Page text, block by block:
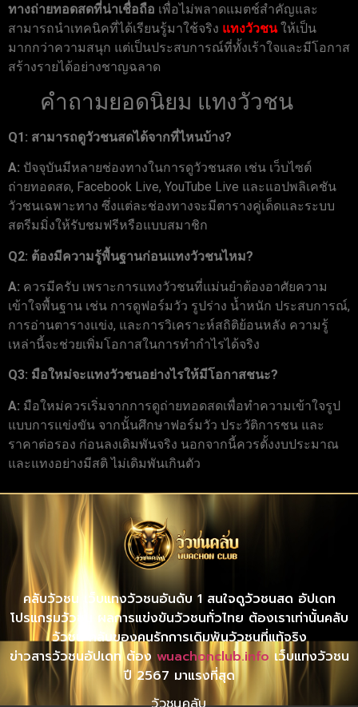
ทางถ่ายทอดสดที่น่าเชื่อถือ เพื่อไม่พลาดแมตช์สำคัญและ
สามารถนำเทคนิคที่ได้เรียนรู้มาใช้จริง แทงวัวชนให้เป็น
มากกว่าความสนุก แต่เป็นประสบการณ์ที่ทั้งเร้าใจและมีโอกาส
สร้างรายได้อย่างชาญฉลาด
คำถามยอดนิยม แทงวัวชน
Q1: สามารถดูวัวชนสดได้จากที่ไหนบ้าง?
A: ปัจจุบันมีหลายช่องทางในการดูวัวชนสด เช่น เว็บไซต์
ถ่ายทอดสด, Facebook Live, YouTube Live และแอปพลิเคชัน
วัวชนเฉพาะทาง ซึ่งแต่ละช่องทางจะมีตารางคู่เด็ดและระบบ
สตรีมมิ่งให้รับชมฟรีหรือแบบสมาชิก
Q2: ต้องมีความรู้พื้นฐานก่อนแทงวัวชนไหม?
A: ควรมีครับ เพราะการแทงวัวชนที่แม่นยำต้องอาศัยความ
เข้าใจพื้นฐาน เช่น การดูฟอร์มวัว รูปร่าง น้ำหนัก ประสบการณ์,
การอ่านตารางแข่ง, และการวิเคราะห์สถิติย้อนหลัง ความรู้
เหล่านี้จะช่วยเพิ่มโอกาสในการทำกำไรได้จริง
Q3: มือใหม่จะแทงวัวชนอย่างไรให้มีโอกาสชนะ?
A: มือใหม่ควรเริ่มจากการดูถ่ายทอดสดเพื่อทำความเข้าใจรูป
แบบการแข่งขัน จากนั้นศึกษาฟอร์มวัว ประวัติการชน และ
ราคาต่อรอง ก่อนลงเดิมพันจริง นอกจากนี้ควรตั้งงบประมาณ
และแทงอย่างมีสติ ไม่เดิมพันเกินตัว
คลับวัวชน เว็บแทงวัวชนอันดับ 1 สนใจดูวัวชนสด อัปเดท
โปรแกรมวัวชน ผลการแข่งขันวัวชนทั่วไทย ต้องเราเท่านั้นคลับ
วัวชน คลับของคนรักการเดิมพันวัวชนที่แท้จริง
ข่าวสารวัวชนอัปเดท ต้อง wuachonclub.info เว็บแทงวัวชน
ปี 2567 มาแรงที่สุด